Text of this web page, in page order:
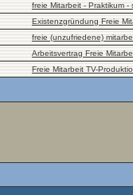
freie Mitarbeit - Praktikum
Existenzgründung Freie
freie (unzufriedene)
Arbeitsvertrag Freie
Freie Mitarbeit TV-